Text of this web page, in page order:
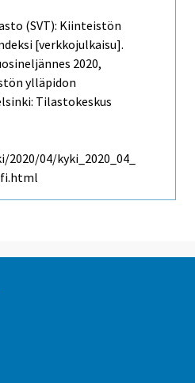
(SVT): Kiinteistön
[verkkojulkaisu].
2020,
ylläpidon
Tilastokeskus
04/kyki_2020_04_